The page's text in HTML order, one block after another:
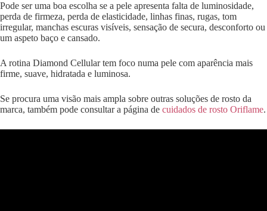
Pode ser uma boa escolha se a pele apresenta falta de luminosidade,
perda de firmeza, perda de elasticidade, linhas finas, rugas, tom
irregular, manchas escuras visíveis, sensação de secura, desconforto ou
um aspeto baço e cansado.
A rotina Diamond Cellular tem foco numa pele com aparência mais
firme, suave, hidratada e luminosa.
Se procura uma visão mais ampla sobre outras soluções de rosto da
marca, também pode consultar a página de cuidados de rosto Oriflame.